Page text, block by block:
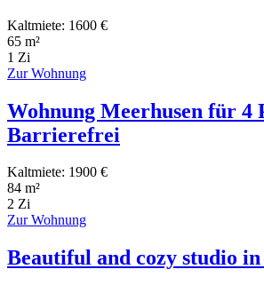
Kaltmiete: 1600 €
65 m²
1 Zi
Zur Wohnung
Wohnung Meerhusen für 4
Barrierefrei
Kaltmiete: 1900 €
84 m²
2 Zi
Zur Wohnung
Beautiful and cozy studio